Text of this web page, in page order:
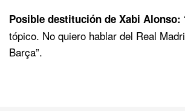
Posible destitución de Xabi Alonso:
tópico. No quiero hablar del Real
Barça”.